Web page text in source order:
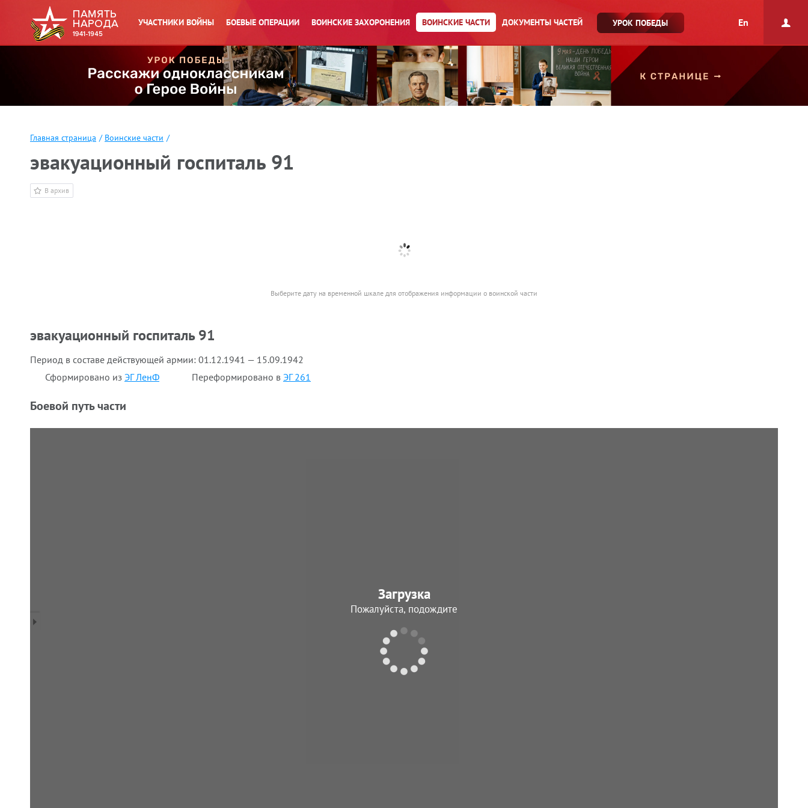
УЧАСТНИКИ ВОЙНЫ БОЕВЫЕ ОПЕРАЦИИ ВОИНСКИЕ ЗАХОРОНЕНИЯ ВОИНСКИЕ ЧАСТИ ДОКУМЕНТЫ ЧАСТЕЙ УРОК ПОБЕДЫ En
Главная страница / Воинские части /
эвакуационный госпиталь 91
В архив
Выберите дату на временной шкале для отображения информации о воинской части
эвакуационный госпиталь 91
Период в составе действующей армии: 01.12.1941 — 15.09.1942
Сформировано из ЭГ ЛенФ Переформировано в ЭГ 261
Боевой путь части
Загрузка
Пожалуйста, подождите